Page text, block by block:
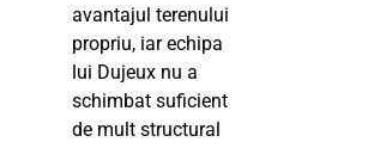
avantajul terenului
propriu, iar echipa
lui Dujeux nu a
schimbat suficient
de mult structural